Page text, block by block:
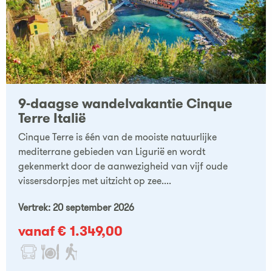
9-daagse wandelvakantie Cinque
Terre Italië
Cinque Terre is één van de mooiste natuurlijke
mediterrane gebieden van Ligurië en wordt
gekenmerkt door de aanwezigheid van vijf oude
vissersdorpjes met uitzicht op zee....
Vertrek: 20 september 2026
vanaf € 1.349,00